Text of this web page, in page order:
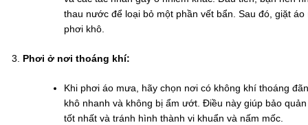
thau nước để loại bỏ một phần vết bẩn. Sau đó, giặt
phơi khô.
Phơi ở nơi thoáng khí:
Khi phơi áo mưa, hãy chọn nơi có không khí thoáng
khô nhanh và không bị ẩm ướt. Điều này giúp bảo
tốt nhất và tránh hình thành vi khuẩn và nấm mốc.